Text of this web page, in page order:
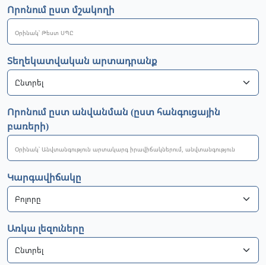
Որոնում ըստ մշակողի
Տեղեկատվական արտադրանք
Որոնում ըստ անվանման (ըստ հանգուցային
բառերի)
Կարգավիճակը
Առկա լեզուները